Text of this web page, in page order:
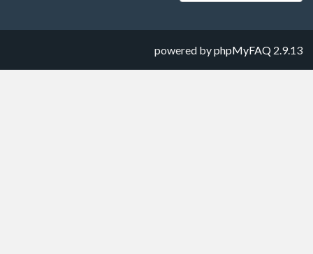
powered byphpMyFAQ 2.9.13